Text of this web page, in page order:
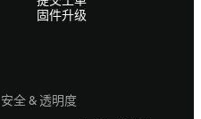
固件升级
安全 & 透明度